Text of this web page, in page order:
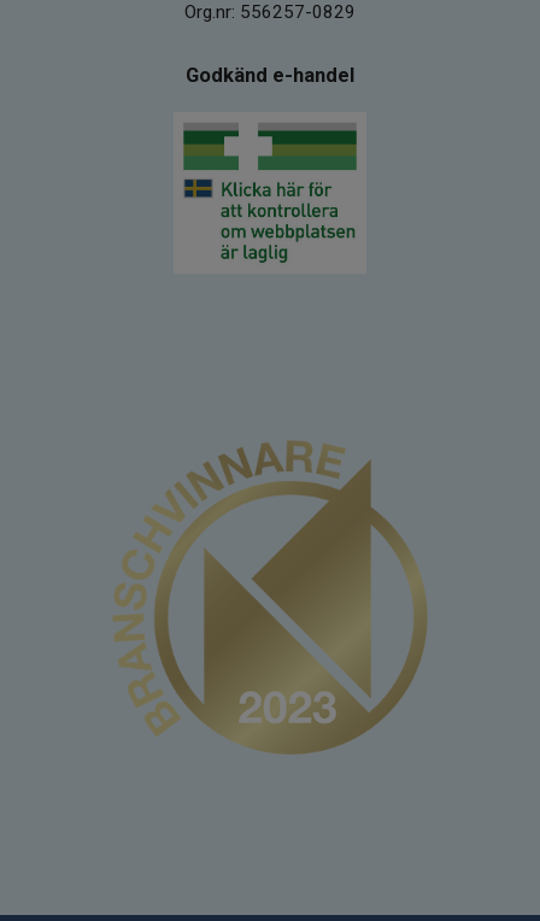
Org.nr: 556257-0829
Godkänd e-handel